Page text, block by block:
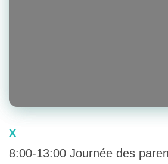
x
8:00-13:00 Journée des